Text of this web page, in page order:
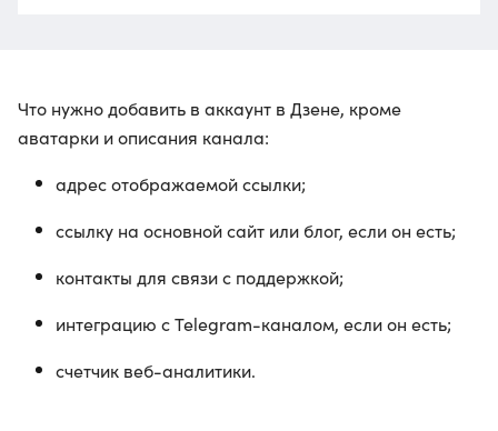
Что нужно добавить в аккаунт в Дзене, кроме
аватарки и описания канала:
адрес отображаемой ссылки;
ссылку на основной сайт или блог, если он есть;
контакты для связи с поддержкой;
интеграцию с Telegram-каналом, если он есть;
счетчик веб-аналитики.